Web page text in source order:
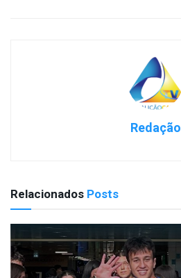
Redação
Relacionados Posts